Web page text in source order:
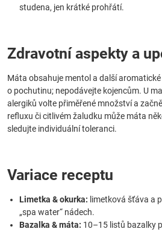
studena, jen krátké prohřátí.
Zdravotní aspekty a
Máta obsahuje mentol a další
o pochutinu; nepodávejte kojencům. U
alergiků volte přiměřené množství a
refluxu či citlivém žaludku může máta
sledujte individuální toleranci.
Variace receptu
Limetka & okurka: limetková šťáva a
„spa water“ nádech.
Bazalka & máta: 10–15 listů bazalky